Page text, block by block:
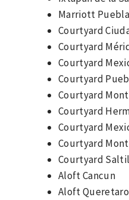
Marriott
Courtyard
Courtyard
Courtyard
Courtyard
Courtyard
Courtyard
Courtyard
Courtyard
Courtyard
Aloft Cancun
Aloft Queretaro